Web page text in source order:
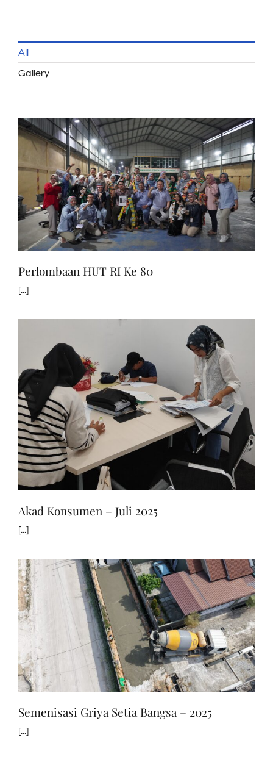
All
Gallery
Perlombaan HUT RI Ke 80
[...]
Akad Konsumen – Juli 2025
[...]
Semenisasi Griya Setia Bangsa – 2025
[...]